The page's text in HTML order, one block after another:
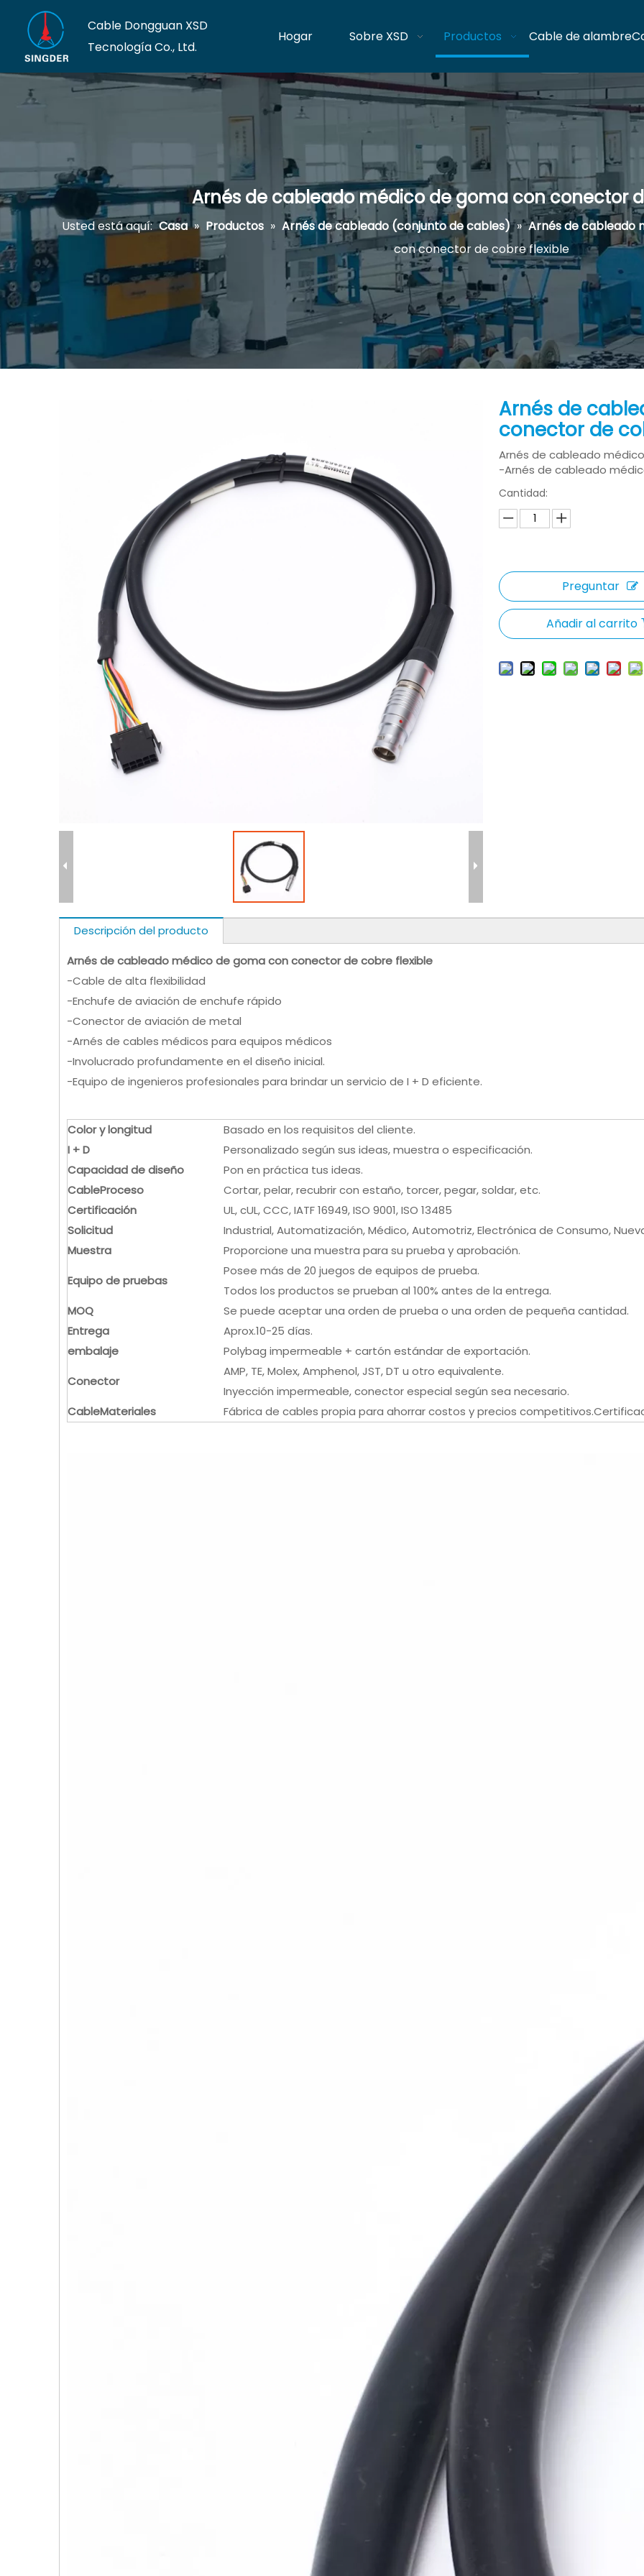
Cable Dongguan XSD
Tecnología Co., Ltd.
Hogar Sobre XSD Productos Cable de alambre
Arnés de cableado médico de goma con conector
Usted está aquí: Casa » Productos » Arnés de cableado (conjunto de cables) » Arnés de cableado
con conector de cobre flexible
Arnés de
conector de
Arnés de cableado
-Arnés de cableado
Cantidad:
Preguntar
Añadir al carrito
Descripción del producto
Arnés de cableado médico de goma con conector de cobre flexible
-Cable de alta flexibilidad
-Enchufe de aviación de enchufe rápido
-Conector de aviación de metal
-Arnés de cables médicos para equipos médicos
-Involucrado profundamente en el diseño inicial.
-Equipo de ingenieros profesionales para brindar un servicio de I + D eficiente.
Color y longitud
Basado en los requisitos del cliente.
I + D
Personalizado según sus ideas, muestra o especificación.
Capacidad de diseño
Pon en práctica tus ideas.
CableProceso
Cortar, pelar, recubrir con estaño, torcer, pegar, soldar, etc.
Certificación
UL, cUL, CCC, IATF 16949, ISO 9001, ISO 13485
Solicitud
Industrial, Automatización, Médico, Automotriz, Electrónica de Consumo,
Muestra
Proporcione una muestra para su prueba y aprobación.
Equipo de pruebas
Posee más de 20 juegos de equipos de prueba.
Todos los productos se prueban al 100% antes de la entrega.
MOQ
Se puede aceptar una orden de prueba o una orden de pequeña cantidad.
Entrega
Aprox.10-25 días.
embalaje
Polybag impermeable + cartón estándar de exportación.
Conector
AMP, TE, Molex, Amphenol, JST, DT u otro equivalente.
Inyección impermeable, conector especial según sea necesario.
CableMateriales Fábrica de cables propia para ahorrar costos y precios